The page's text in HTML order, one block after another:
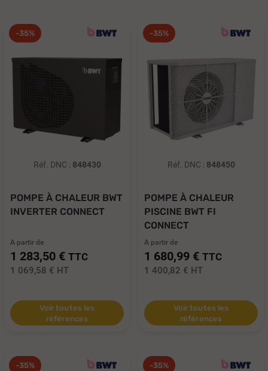
-35%
Réf. DNC : 848430
POMPE À CHALEUR BWT
INVERTER CONNECT
A partir de
1 283,50 € TTC
1 069,58 € HT
Voir toutes les
références
-35%
Réf. DNC : 848450
POMPE À CHALEUR
PISCINE BWT FI
CONNECT
A partir de
1 680,99 € TTC
1 400,82 € HT
Voir toutes les
références
-35% -35%